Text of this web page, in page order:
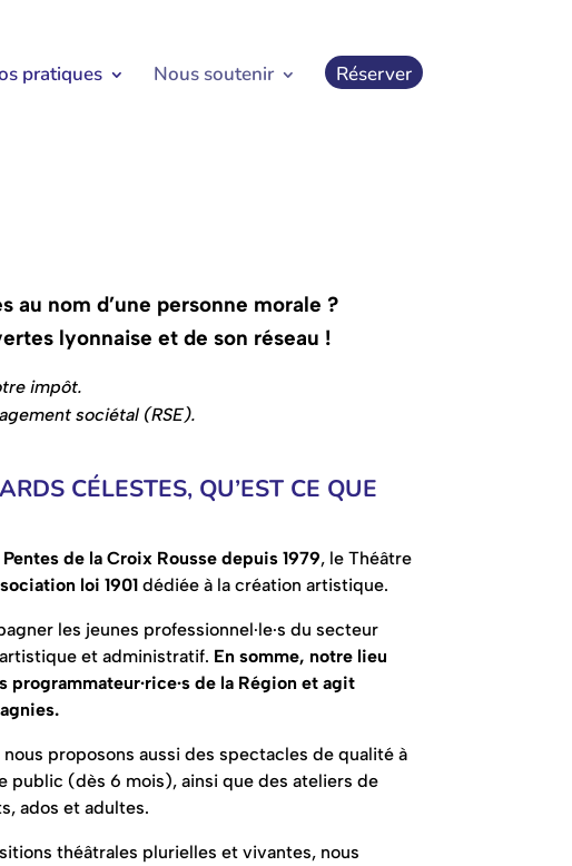
pratiques Nous soutenir Réserver
au nom d’une personne morale ?
lyonnaise et de son réseau !
impôt.
sociétal (RSE).
CÉLESTES, QU’EST CE QUE
de la Croix Rousse depuis 1979, le Théâtre
loi 1901 dédiée à la création artistique.
les jeunes professionnel·le·s du secteur
et administratif. En somme, notre lieu
de la Région et agit
proposons aussi des spectacles de qualité à
public (dès 6 mois), ainsi que des ateliers de
ados et adultes.
théâtrales plurielles et vivantes, nous